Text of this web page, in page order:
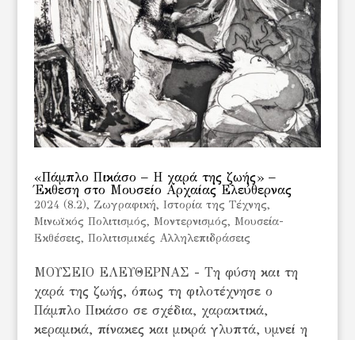
«Πάμπλο Πικάσο – Η χαρά της ζωής» –
Έκθεση στο Μουσείο Αρχαίας Ελεύθερνας
2024 (8.2), Ζωγραφική, Ιστορία της Τέχνης,
Μινωϊκός Πολιτισμός, Μοντερνισμός, Μουσεία-
Εκθέσεις, Πολιτισμικές Αλληλεπιδράσεις
ΜΟΥΣΕΙΟ ΕΛΕΥΘΕΡΝΑΣ - Τη φύση και τη
χαρά της ζωής, όπως τη φιλοτέχνησε ο
Πάμπλο Πικάσο σε σχέδια, χαρακτικά,
κεραμικά, πίνακες και μικρά γλυπτά, υμνεί η